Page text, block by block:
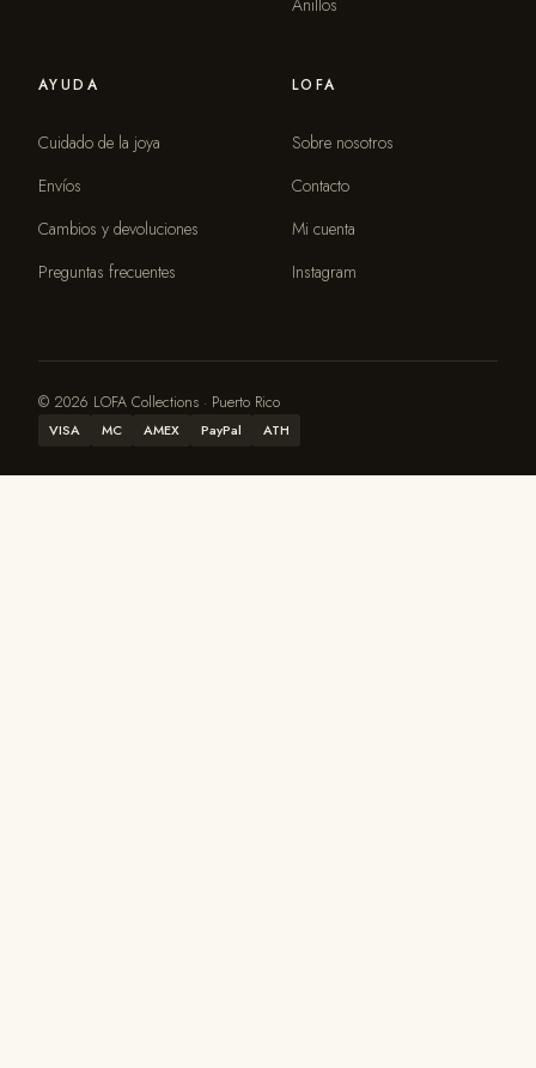
AYUDA
Cuidado de la joya
Envíos
Cambios y devoluciones
Preguntas frecuentes
LOFA
Sobre nosotros
Contacto
Mi cuenta
Instagram
© 2026 LOFA Collections · Puerto Rico
VISA MC AMEX PayPal ATH